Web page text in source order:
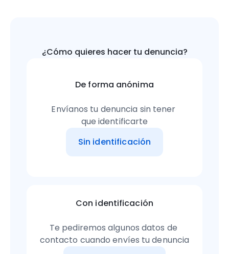
¿Cómo quieres hacer tu denuncia?
De forma anónima
Envíanos tu denuncia sin tener
que identificarte
Sin identificación
Con identificación
Te pediremos algunos datos de
contacto cuando envíes tu denuncia